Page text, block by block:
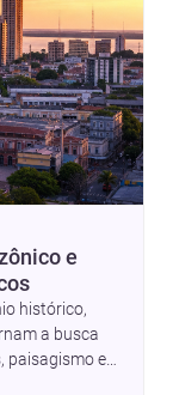
e
histórico,
a busca
paisagismo e